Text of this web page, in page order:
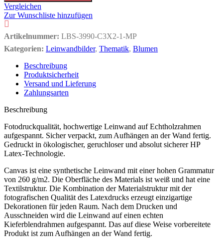
Vergleichen
Zur Wunschliste hinzufügen
Artikelnummer: LBS-3990-C3X2-1-MP
Kategorien: Leinwandbilder, Thematik, Blumen
Beschreibung
Produktsicherheit
Versand und Lieferung
Zahlungsarten
Beschreibung
Fotodruckqualität, hochwertige Leinwand auf Echtholzrahmen
aufgespannt. Sicher verpackt, zum Aufhängen an der Wand fertig.
Gedruckt in ökologischer, geruchloser und absolut sicherer HP
Latex-Technologie.
Canvas ist eine synthetische Leinwand mit einer hohen Grammatur
von 260 g/m2. Die Oberfläche des Materials ist weiß und hat eine
Textilstruktur. Die Kombination der Materialstruktur mit der
fotografischen Qualität des Latexdrucks erzeugt einzigartige
Dekorationen für jeden Raum. Nach dem Drucken und
Ausschneiden wird die Leinwand auf einen echten
Kieferblendrahmen aufgespannt. Das auf diese Weise vorbereitete
Produkt ist zum Aufhängen an der Wand fertig.